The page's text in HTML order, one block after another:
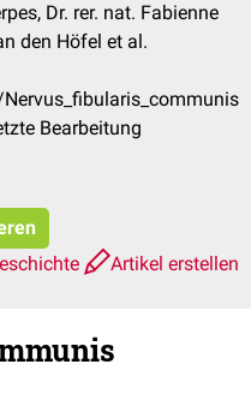
Dr. rer. nat. Fabienne
den Höfel et al.
Bearbeitung
Artikel erstellen